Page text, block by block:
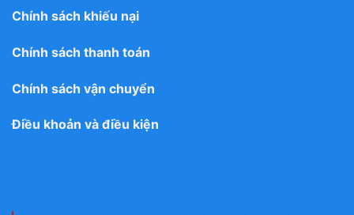
Chính sách khiếu nại
Chính sách thanh toán
Chính sách vận chuyển
Điều khoản và điều kiện